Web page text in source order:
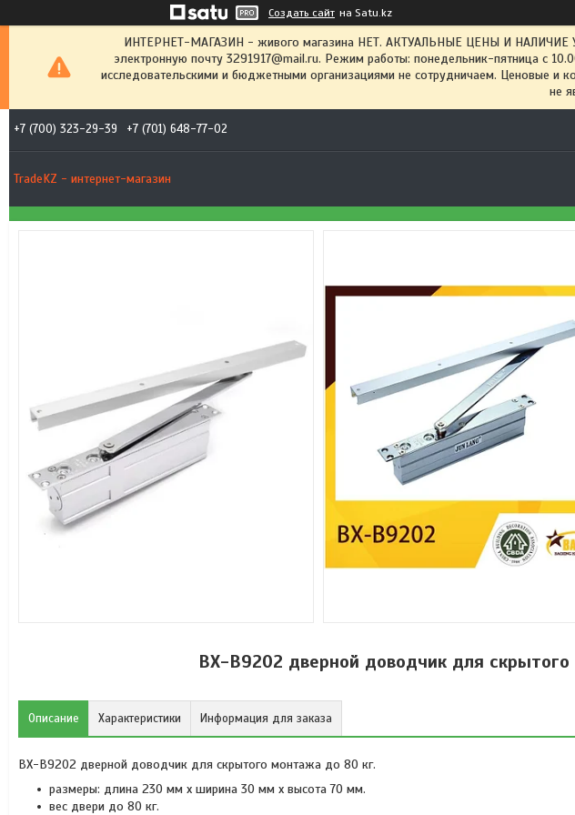
Создать сайт на Satu.kz
ИНТЕРНЕТ-МАГАЗИН - живого магазина НЕТ. АКТУАЛЬНЫЕ ЦЕНЫ И НАЛИЧИЕ
электронную почту 3291917@mail.ru. Режим работы: понедельник-пятница с
исследовательскими и бюджетными организациями не сотрудничаем. Ценовые и
не
+7 (700) 323-29-39 +7 (701) 648-77-02
TradeKZ - интернет-магазин
BX-B9202 дверной доводчик для
Описание Характеристики Информация для заказа
BX-B9202 дверной доводчик для скрытого монтажа до 80 кг.
размеры: длина 230 мм х ширина 30 мм х высота 70 мм.
вес двери до 80 кг.